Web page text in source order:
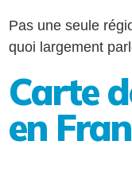
Pas une seule
quoi largement
Carte
en